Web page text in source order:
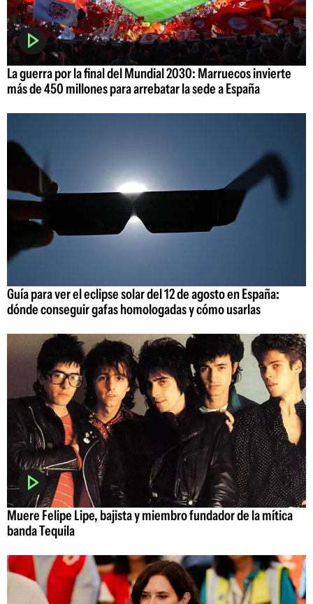
La guerra por la final del Mundial 2030: Marruecos invierte
más de 450 millones para arrebatar la sede a España
Guía para ver el eclipse solar del 12 de agosto en España:
dónde conseguir gafas homologadas y cómo usarlas
Muere Felipe Lipe, bajista y miembro fundador de la mítica
banda Tequila